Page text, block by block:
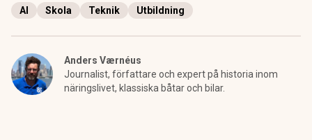
AI Skola Teknik Utbildning
Anders Værnéus
Journalist, författare och expert på historia inom
näringslivet, klassiska båtar och bilar.